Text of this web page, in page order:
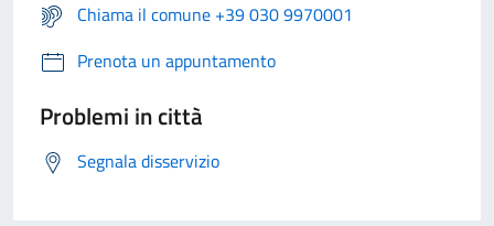
Chiama il comune +39 030 9970001
Prenota un appuntamento
Problemi in città
Segnala disservizio